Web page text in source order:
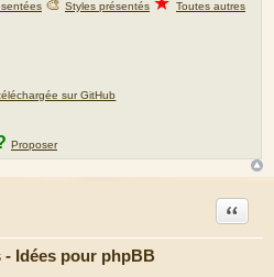
🎨 Styles présentés
Toutes autres
sur GitHub
Proposer
- Idées pour phpBB
Citation